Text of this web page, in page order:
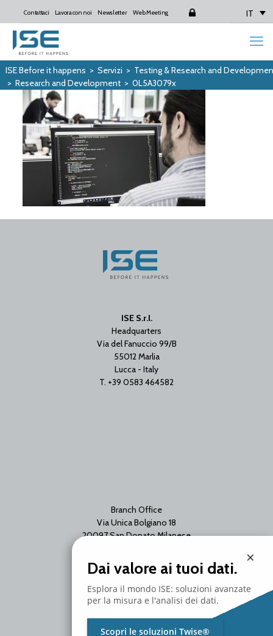
Contattaci Lavora con noi Newsletter Web Meeting IT
ISE Before it happens > Servizi > Testing & Research and
> Research and Development> 0L5A3079x
ISE S.r.l.
Headquarters
Via del Fanuccio 99/B
55012 Marlia
Lucca - Italy
T. +39 0583 464582
Branch Office
Via Unica Bolgiano 18
20097 San Donato Milanese
T. +39 02 2153663
×
Dai valore ai tuoi dati.
Esplora il mondo ISE: soluzioni avanzate
per la misura e l'analisi dei dati.
Scopri le soluzioni Twise®